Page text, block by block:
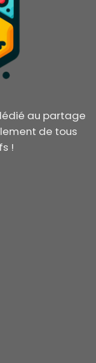
au partage
de tous
!